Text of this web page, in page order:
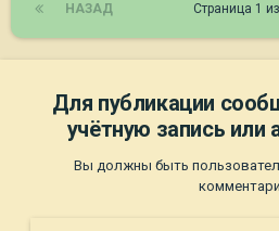
НАЗАД Страница 1
Для публикации
учётную запись или
Вы должны быть